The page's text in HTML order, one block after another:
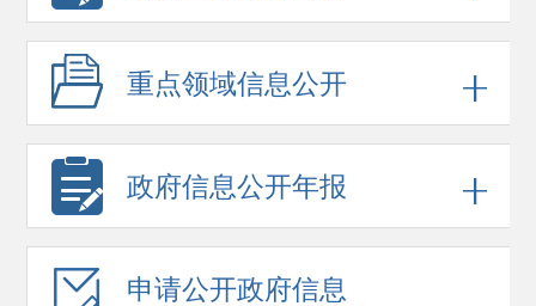
重点领域信息公开
政府信息公开年报
申请公开政府信息